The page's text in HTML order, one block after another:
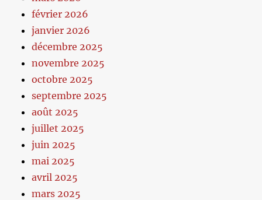
février 2026
janvier 2026
décembre 2025
novembre 2025
octobre 2025
septembre 2025
août 2025
juillet 2025
juin 2025
mai 2025
avril 2025
mars 2025